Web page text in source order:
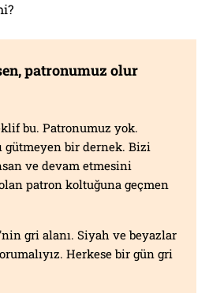
patronumuz olur
bu. Patronumuz yok.
gütmeyen bir dernek. Bizi
ve devam etmesini
patron koltuğuna geçmen
gri alanı. Siyah ve beyazlar
Herkese bir gün gri